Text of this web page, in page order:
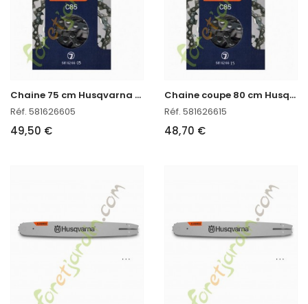
C
haine 75 cm Husqvarna 581626605
Réf. 581626605
49,50 €
C
haine coupe 80 cm Husqvarna 581626615
Réf. 581626615
48,70 €